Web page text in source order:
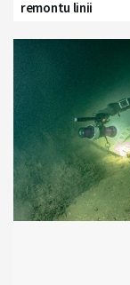
remontu linii